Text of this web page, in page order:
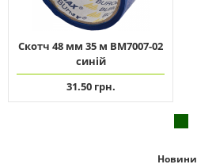
Скотч 48 мм 35 м ВМ7007-02
синій
31.50 грн.
Новини